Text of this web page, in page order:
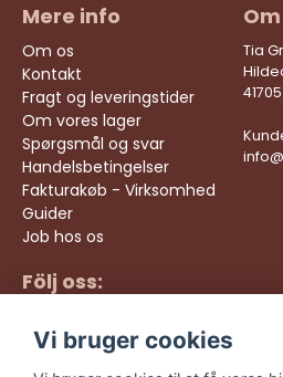
Mere info
Om os
Kontakt
Fragt og leveringstider
Om vores lager
Spørgsmål og svar
Handelsbetingelser
Fakturakøb - Virksomhed
Guider
Job hos os
Tia
Följ oss:
Facebook
Vi bruger cookies